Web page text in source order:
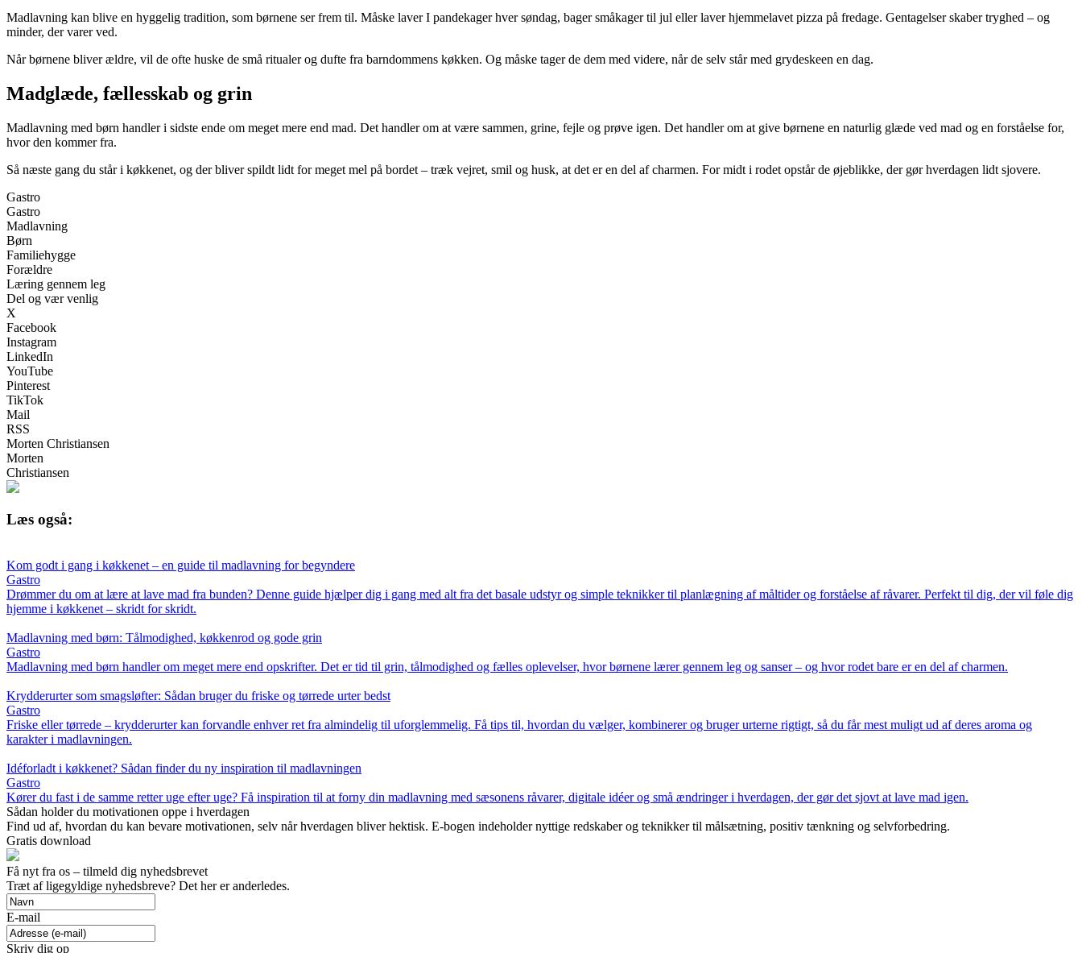
Madlavning kan blive en hyggelig tradition, som børnene ser frem til. Måske laver I pandekager hver søndag, bager småkager til jul eller laver hjemmelavet pizza på fredage. Gentagelser skaber tryghed – og
minder, der varer ved.
Når børnene bliver ældre, vil de ofte huske de små ritualer og dufte fra barndommens køkken. Og måske tager de dem med videre, når de selv står med grydeskeen en dag.
Madglæde, fællesskab og grin
Madlavning med børn handler i sidste ende om meget mere end mad. Det handler om at være sammen, grine, fejle og prøve igen. Det handler om at give børnene en naturlig glæde ved mad og en forståelse for,
hvor den kommer fra.
Så næste gang du står i køkkenet, og der bliver spildt lidt for meget mel på bordet – træk vejret, smil og husk, at det er en del af charmen. For midt i rodet opstår de øjeblikke, der gør hverdagen lidt sjovere.
Gastro
Gastro
Madlavning
Børn
Familiehygge
Forældre
Læring gennem leg
Del og vær venlig
X
Facebook
Instagram
LinkedIn
YouTube
Pinterest
TikTok
Mail
RSS
Morten Christiansen
Morten
Christiansen
Læs også:
Kom godt i gang i køkkenet – en guide til madlavning for begyndere
Gastro
Drømmer du om at lære at lave mad fra bunden? Denne guide hjælper dig i gang med alt fra det basale udstyr og simple teknikker til planlægning af måltider og forståelse af råvarer. Perfekt til dig, der vil føle dig
hjemme i køkkenet – skridt for skridt.
Madlavning med børn: Tålmodighed, køkkenrod og gode grin
Gastro
Madlavning med børn handler om meget mere end opskrifter. Det er tid til grin, tålmodighed og fælles oplevelser, hvor børnene lærer gennem leg og sanser – og hvor rodet bare er en del af charmen.
Krydderurter som smagsløfter: Sådan bruger du friske og tørrede urter bedst
Gastro
Friske eller tørrede – krydderurter kan forvandle enhver ret fra almindelig til uforglemmelig. Få tips til, hvordan du vælger, kombinerer og bruger urterne rigtigt, så du får mest muligt ud af deres aroma og
karakter i madlavningen.
Idéforladt i køkkenet? Sådan finder du ny inspiration til madlavningen
Gastro
Kører du fast i de samme retter uge efter uge? Få inspiration til at forny din madlavning med sæsonens råvarer, digitale idéer og små ændringer i hverdagen, der gør det sjovt at lave mad igen.
Sådan holder du motivationen oppe i hverdagen
Find ud af, hvordan du kan bevare motivationen, selv når hverdagen bliver hektisk. E-bogen indeholder nyttige redskaber og teknikker til målsætning, positiv tænkning og selvforbedring.
Gratis download
Få nyt fra os – tilmeld dig nyhedsbrevet
Træt af ligegyldige nyhedsbreve? Det her er anderledes.
E-mail
Skriv dig op